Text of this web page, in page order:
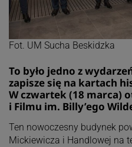
Fot. UM Sucha Beskidzka
To było jedno z
zapisze się na kartach
W czwartek (18 marca)
i Filmu im. Billy’ego
Ten nowoczesny budynek
Mickiewicza i Handlowej na